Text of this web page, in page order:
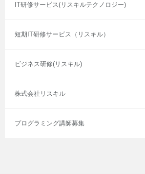
IT研修サービス(リスキルテクノロジー)
短期IT研修サービス（リスキル）
ビジネス研修(リスキル)
株式会社リスキル
プログラミング講師募集